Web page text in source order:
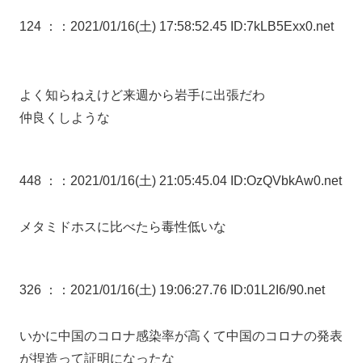
124 ： ：2021/01/16(土) 17:58:52.45 ID:7kLB5Exx0.net
よく知らねえけど来週から岩手に出張だわ
仲良くしような
448 ： ：2021/01/16(土) 21:05:45.04 ID:OzQVbkAw0.net
メタミドホスに比べたら毒性低いな
326 ： ：2021/01/16(土) 19:06:27.76 ID:01L2I6/90.net
いかに中国のコロナ感染率が高くて中国のコロナの発表
が捏造って証明になったな